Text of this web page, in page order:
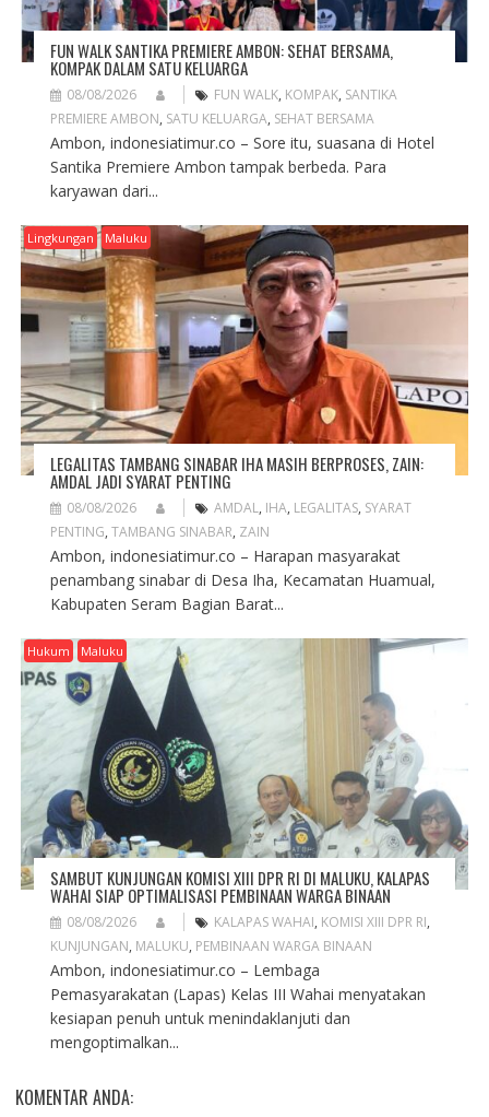
FUN WALK SANTIKA PREMIERE AMBON: SEHAT BERSAMA,
KOMPAK DALAM SATU KELUARGA
08/08/2026 FUN WALK, KOMPAK, SANTIKA
PREMIERE AMBON, SATU KELUARGA, SEHAT BERSAMA
Ambon, indonesiatimur.co – Sore itu, suasana di Hotel
Santika Premiere Ambon tampak berbeda. Para
karyawan dari...
Lingkungan Maluku
LEGALITAS TAMBANG SINABAR IHA MASIH BERPROSES, ZAIN:
AMDAL JADI SYARAT PENTING
08/08/2026 AMDAL, IHA, LEGALITAS, SYARAT
PENTING, TAMBANG SINABAR, ZAIN
Ambon, indonesiatimur.co – Harapan masyarakat
penambang sinabar di Desa Iha, Kecamatan Huamual,
Kabupaten Seram Bagian Barat...
Hukum Maluku
SAMBUT KUNJUNGAN KOMISI XIII DPR RI DI MALUKU, KALAPAS
WAHAI SIAP OPTIMALISASI PEMBINAAN WARGA BINAAN
08/08/2026 KALAPAS WAHAI, KOMISI XIII DPR RI,
KUNJUNGAN, MALUKU, PEMBINAAN WARGA BINAAN
Ambon, indonesiatimur.co – Lembaga
Pemasyarakatan (Lapas) Kelas III Wahai menyatakan
kesiapan penuh untuk menindaklanjuti dan
mengoptimalkan...
KOMENTAR ANDA: